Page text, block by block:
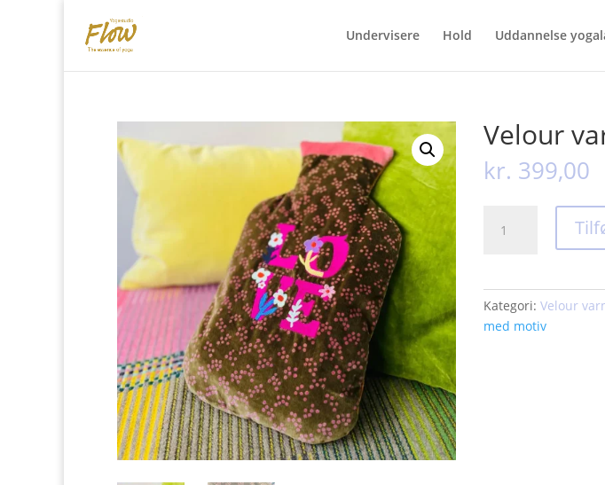
Undervisere Hold Uddannelse
Velour
kr. 399,00
varmedunk
Kategori:Velour
med motiv